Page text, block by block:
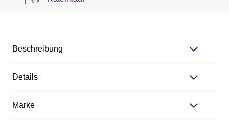
Beschreibung
Details
Marke